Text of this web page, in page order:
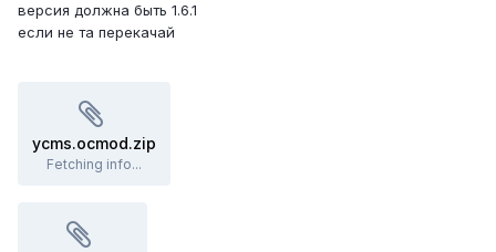
версия должна быть 1.6.1
если не та перекачай
ycms.ocmod.zip
Fetching info...